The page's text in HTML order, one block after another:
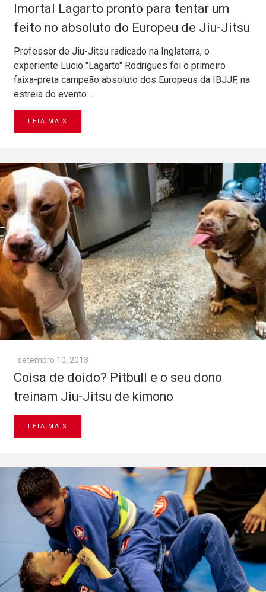
Imortal Lagarto pronto para tentar um
feito no absoluto do Europeu de Jiu-Jitsu
Professor de Jiu-Jitsu radicado na Inglaterra, o
experiente Lucio "Lagarto" Rodrigues foi o primeiro
faixa-preta campeão absoluto dos Europeus da IBJJF, na
estreia do evento…
LEIA MAIS
setembro 10, 2013
Coisa de doido? Pitbull e o seu dono
treinam Jiu-Jitsu de kimono
LEIA MAIS